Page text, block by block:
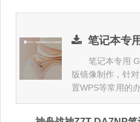
笔记本专
笔记本专用
版镜像制作，针
置WPS等常用的